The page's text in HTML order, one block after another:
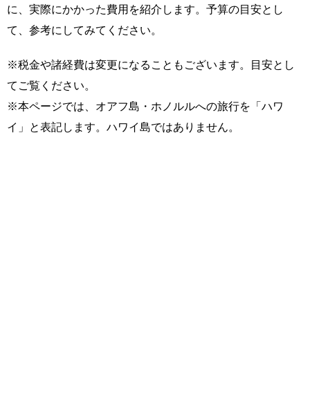
に、実際にかかった費用を紹介します。予算の目安とし
て、参考にしてみてください。
※税金や諸経費は変更になることもございます。目安とし
てご覧ください。
※本ページでは、オアフ島・ホノルルへの旅行を「ハワ
イ」と表記します。ハワイ島ではありません。